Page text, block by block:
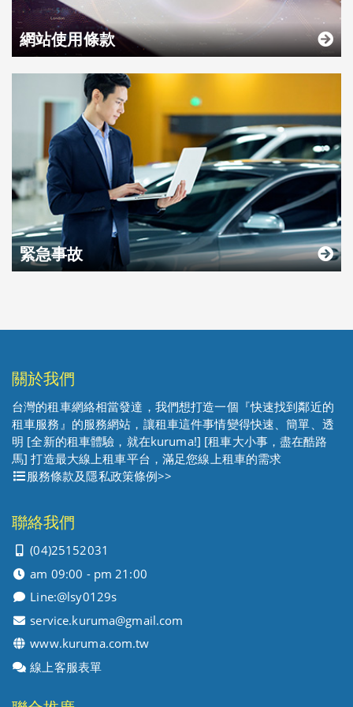
網站使用條款
緊急事故
關於我們
台灣的租車網絡相當發達，我們想打造一個『快速找到鄰近的
租車服務』的服務網站，讓租車這件事情變得快速、簡單、透
明 [全新的租車體驗，就在kuruma!] [租車大小事，盡在酷路
馬] 打造最大線上租車平台，滿足您線上租車的需求
服務條款及隱私政策條例>>
聯絡我們
(04)25152031
am 09:00 - pm 21:00
Line:@lsy0129s
service.kuruma@gmail.com
www.kuruma.com.tw
線上客服表單